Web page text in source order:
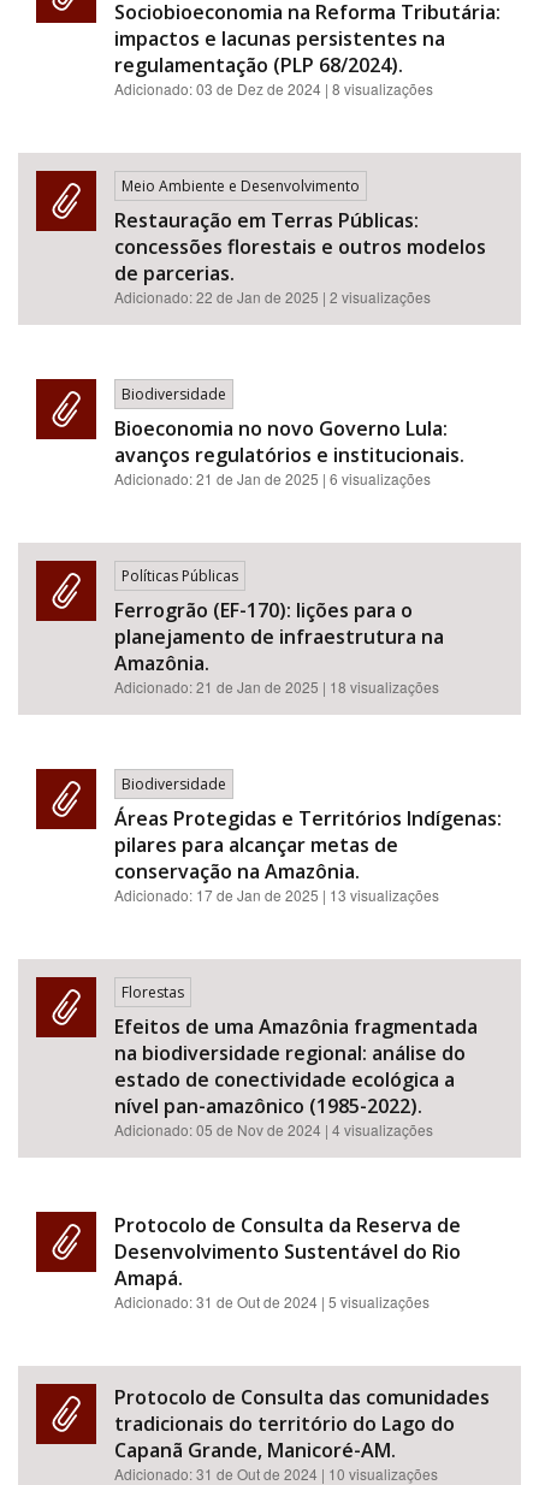
Sociobioeconomia na Reforma Tributária:
impactos e lacunas persistentes na
regulamentação (PLP 68/2024).
Adicionado:03 de Dez de 2024 | 8 visualizações
Meio Ambiente e Desenvolvimento
Restauração em Terras Públicas:
concessões florestais e outros modelos
de parcerias.
Adicionado:22 de Jan de 2025 | 2 visualizações
Biodiversidade
Bioeconomia no novo Governo Lula:
avanços regulatórios e institucionais.
Adicionado:21 de Jan de 2025 | 6 visualizações
Políticas Públicas
Ferrogrão (EF-170): lições para o
planejamento de infraestrutura na
Amazônia.
Adicionado:21 de Jan de 2025 | 18 visualizações
Biodiversidade
Áreas Protegidas e Territórios Indígenas:
pilares para alcançar metas de
conservação na Amazônia.
Adicionado: 17 de Jan de 2025 | 13 visualizações
Florestas
Efeitos de uma Amazônia fragmentada
na biodiversidade regional: análise do
estado de conectividade ecológica a
nível pan-amazônico (1985-2022).
Adicionado:05 de Nov de 2024 | 4 visualizações
Protocolo de Consulta da Reserva de
Desenvolvimento Sustentável do Rio
Amapá.
Adicionado:31 de Out de 2024 | 5 visualizações
Protocolo de Consulta das comunidades
tradicionais do território do Lago do
Capanã Grande, Manicoré-AM.
Adicionado:31 de Out de 2024 | 10 visualizações